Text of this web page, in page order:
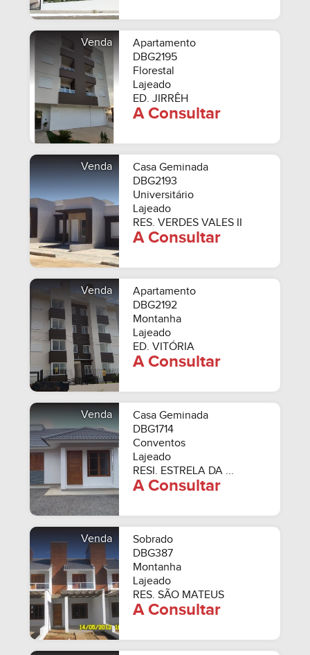
Venda
Apartamento
DBG2195
Florestal
Lajeado
ED. JIRRÊH
A Consultar
Venda
Casa Geminada
DBG2193
Universitário
Lajeado
RES. VERDES VALES II
A Consultar
Venda
Apartamento
DBG2192
Montanha
Lajeado
ED. VITÓRIA
A Consultar
Venda
Casa Geminada
DBG1714
Conventos
Lajeado
RESI. ESTRELA DA ...
A Consultar
Venda
Sobrado
DBG387
Montanha
Lajeado
RES. SÃO MATEUS
A Consultar